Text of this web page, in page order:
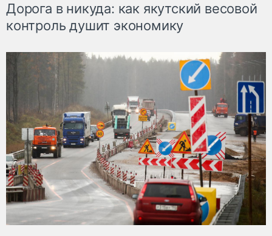
Дорога в никуда: как якутский весовой
контроль душит экономику